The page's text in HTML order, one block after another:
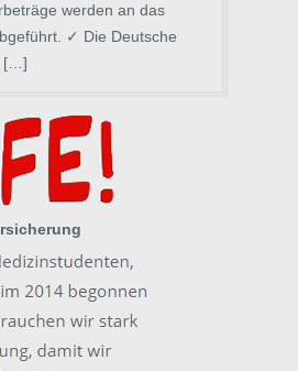
werden an das
✓ Die Deutsche
[…]